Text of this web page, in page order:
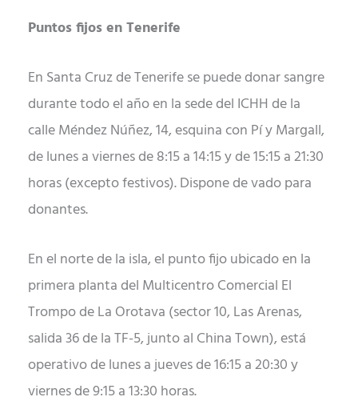
Puntos fijos en Tenerife
En Santa Cruz de Tenerife se puede donar sangre
durante todo el año en la sede del ICHH de la
calle Méndez Núñez, 14, esquina con Pí y Margall,
de lunes a viernes de 8:15 a 14:15 y de 15:15 a 21:30
horas (excepto festivos). Dispone de vado para
donantes.
En el norte de la isla, el punto fijo ubicado en la
primera planta del Multicentro Comercial El
Trompo de La Orotava (sector 10, Las Arenas,
salida 36 de la TF-5, junto al China Town), está
operativo de lunes a jueves de 16:15 a 20:30 y
viernes de 9:15 a 13:30 horas.